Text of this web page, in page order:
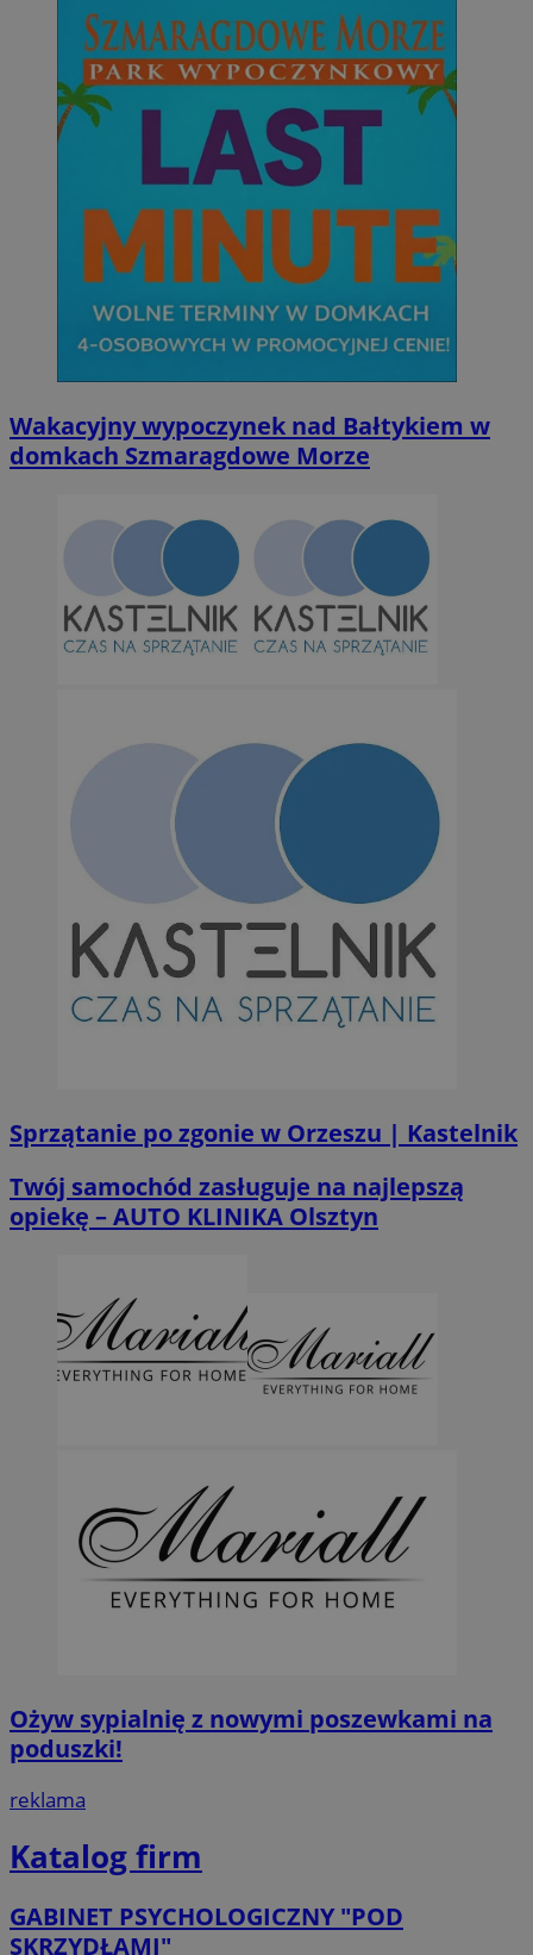
Wakacyjny wypoczynek nad Bałtykiem w
domkach Szmaragdowe Morze
Sprzątanie po zgonie w Orzeszu | Kastelnik
Twój samochód zasługuje na najlepszą
opiekę – AUTO KLINIKA Olsztyn
Ożyw sypialnię z nowymi poszewkami na
poduszki!
reklama
Katalog firm
GABINET PSYCHOLOGICZNY "POD
SKRZYDŁAMI"